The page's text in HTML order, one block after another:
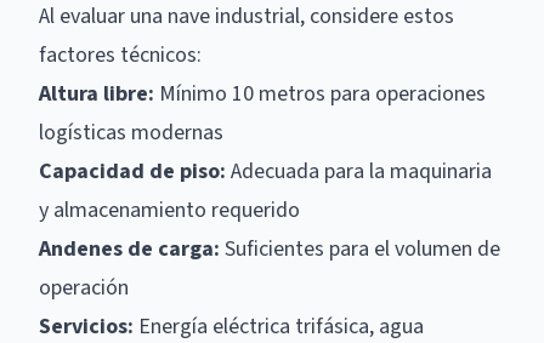
Al evaluar una nave industrial, considere estos
factores técnicos:
Altura libre: Mínimo 10 metros para operaciones
logísticas modernas
Capacidad de piso: Adecuada para la maquinaria
y almacenamiento requerido
Andenes de carga: Suficientes para el volumen de
operación
Servicios: Energía eléctrica trifásica, agua